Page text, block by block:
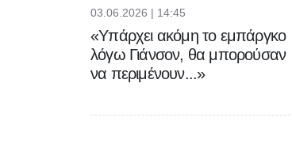
03.06.2026 | 14:45
«Υπάρχει ακόμη το εμπάργκο
λόγω Γιάνσον, θα μπορούσαν
να περιμένουν...»